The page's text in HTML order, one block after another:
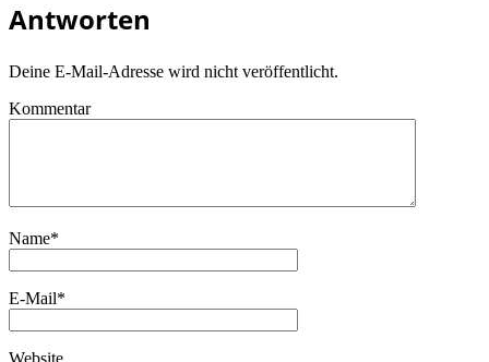
Antworten
Deine E-Mail-Adresse wird nicht veröffentlicht.
Kommentar
Name*
E-Mail*